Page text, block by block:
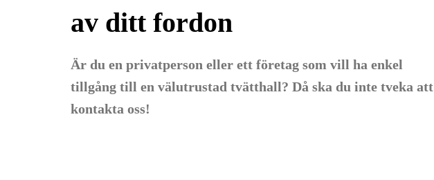
av ditt fordon
Är du en privatperson eller ett företag som vill ha enkel
tillgång till en välutrustad tvätthall? Då ska du inte tveka att
kontakta oss!